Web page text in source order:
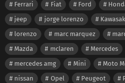
Ferrari
Fiat Ford
jeep
jorge lorenzo
lorenzo
marc marquez
Mazda
mclaren Mercedes
mercedes amg
Mini Moto
nissan
Opel Peugeot